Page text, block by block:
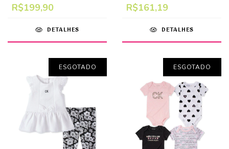
R$199,90
DETALHES
R$161,19
DETALHES
ESGOTADO ESGOTADO